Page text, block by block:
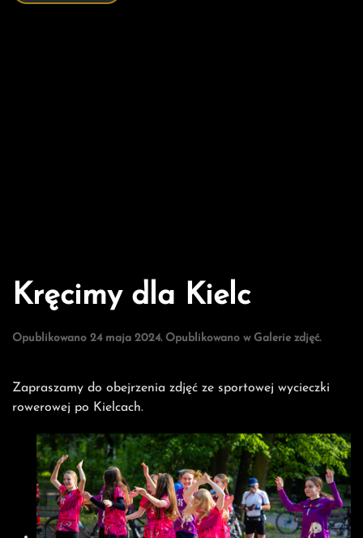
“Centralnie o ręcznej” –
Nowy magazyn o Ligach
Centralnych
Superliga Kobiet.
Już w piątek o godz. 20:00 pojawi się zapowiedź nowego
programu Związku Piłki Ręcznej w Polsce we współpracy z
firmą RCS Livestream! Tematyka nowej, cotygodniowej